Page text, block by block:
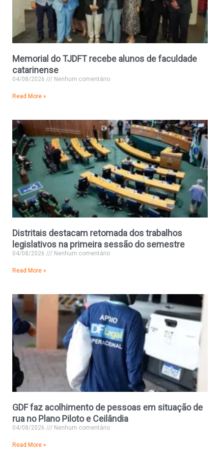
Memorial do TJDFT recebe alunos de faculdade
catarinense
04/08/2026 Nenhum comentário
Read More »
Distritais destacam retomada dos trabalhos
legislativos na primeira sessão do semestre
04/08/2026 Nenhum comentário
Read More »
GDF faz acolhimento de pessoas em situação de
rua no Plano Piloto e Ceilândia
04/08/2026 Nenhum comentário
Read More »